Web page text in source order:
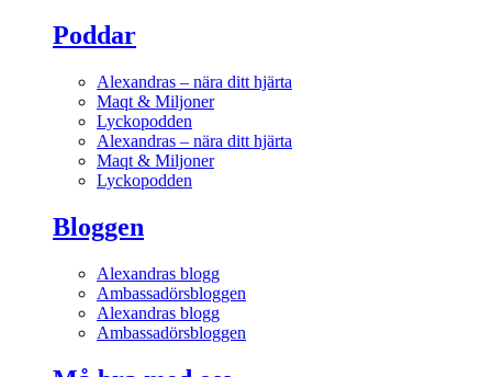
Poddar
Alexandras – nära ditt hjärta
Maqt & Miljoner
Lyckopodden
Alexandras – nära ditt hjärta
Maqt & Miljoner
Lyckopodden
Bloggen
Alexandras blogg
Ambassadörsbloggen
Alexandras blogg
Ambassadörsbloggen